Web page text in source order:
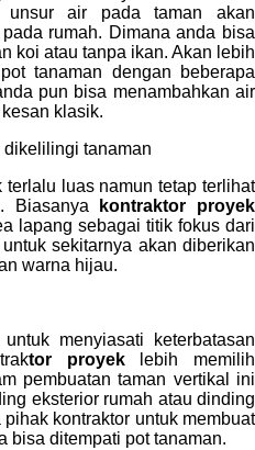
unsur air pada taman akan
rumah. Dimana anda bisa
koi atau tanpa ikan. Akan lebih
tanaman dengan beberapa
pun bisa menambahkan air
klasik.
tanaman
luas namun tetap terlihat
Biasanya
kontraktor proyek
lapang sebagai titik fokus dari
sekitarnya akan diberikan
warna hijau.
menyiasati keterbatasan
tor proyeklebih memilih
pembuatan taman vertikal ini
eksterior rumah atau dinding
kontraktor untuk membuat
bisa ditempati pot tanaman.